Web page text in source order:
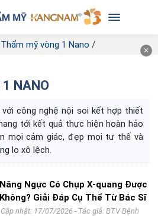
Thẩm mỹ vòng 1 Nano /
NANO
công nghệ nội soi kết hợp thiết
tới kết quả thực hiện hoàn hảo
mọi cảm giác, đẹp mọi tư thế và
lo xô lệch.
Nâng Ngực Có Chụp X-quang Được
Không? Giải Đáp Cụ Thể Từ Bác Sĩ
Cập nhật: 17/07/2026 - Tác giả: BTV Bệnh
✕